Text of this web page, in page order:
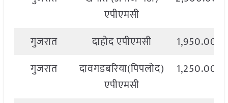
एपीएमसी
गुजरात दाहोद एपीएमसी
1,950.00
गुजरात
दावगडबरिया(पिपलोद)
एपीएमसी
1,250.00